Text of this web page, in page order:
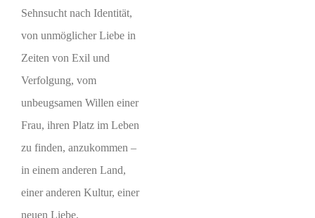
Sehnsucht nach Identität,
von unmöglicher Liebe in
Zeiten von Exil und
Verfolgung, vom
unbeugsamen Willen einer
Frau, ihren Platz im Leben
zu finden, anzukommen –
in einem anderen Land,
einer anderen Kultur, einer
neuen Liebe.